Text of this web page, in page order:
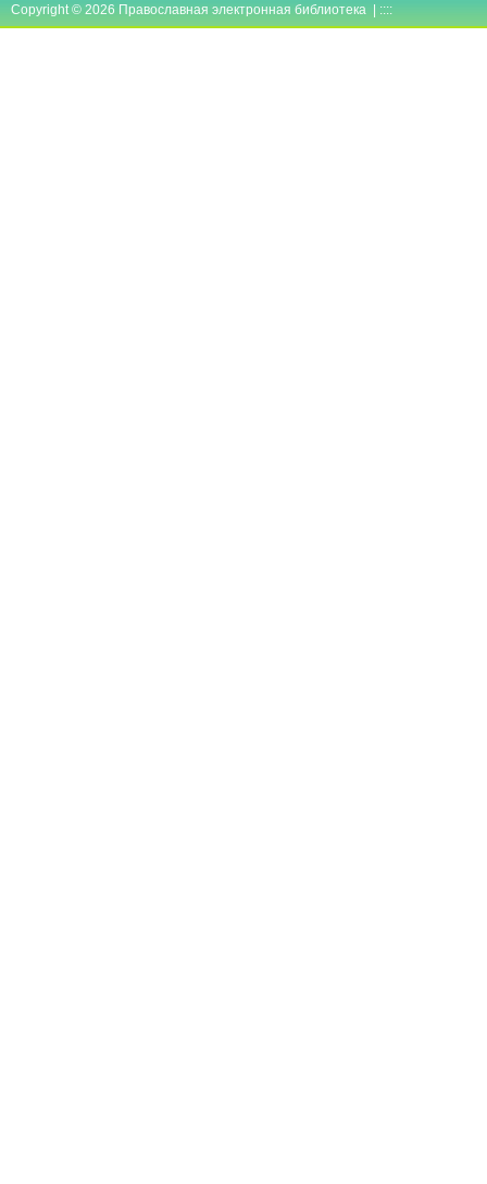
Copyright © 2026 Православная электронная библиотека | ::::